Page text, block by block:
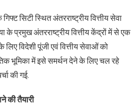
सिटी स्थित अंतरराष्ट्रीय वित्तीय सेवा
प्रमुख अंतरराष्ट्रीय वित्तीय केंद्रों में से एक
विदेशी पूंजी एवं वित्तीय सेवाओं को
भूमिका में इसे समर्थन देने के लिए चल रहे
की गई.
की तैयारी